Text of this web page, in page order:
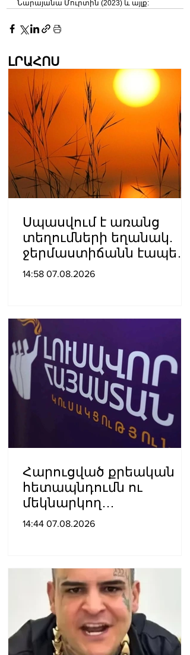
Նարայանա Մուրտին (2023) և այլք:
ԼՐԱՀՈՍ
Սպասվում է առանց
տեղումների եղանակ.
ջերմաստիճանն էապես
չի փոխվի
14:58 07.08.2026
Հարուցված քրեական
հետապնդումն ու
մեկնարկող
դատավարությունը
հեղինակազրկման և
ապապետական
գործողությունների նոր
խայտառակ հանգրվանն
է. Լուսավոր Հայաստան
14:44 07.08.2026